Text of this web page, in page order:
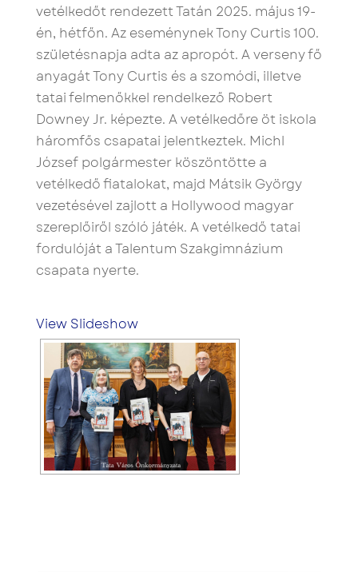
vetélkedőt rendezett Tatán 2025. május 19-
én, hétfőn. Az eseménynek Tony Curtis 100.
születésnapja adta az apropót. A verseny fő
anyagát Tony Curtis és a szomódi, illetve
tatai felmenőkkel rendelkező Robert
Downey Jr. képezte. A vetélkedőre öt iskola
háromfős csapatai jelentkeztek. Michl
József polgármester köszöntötte a
vetélkedő fiatalokat, majd Mátsik György
vezetésével zajlott a Hollywood magyar
szereplőiről szóló játék. A vetélkedő tatai
fordulóját a Talentum Szakgimnázium
csapata nyerte.
View Slideshow